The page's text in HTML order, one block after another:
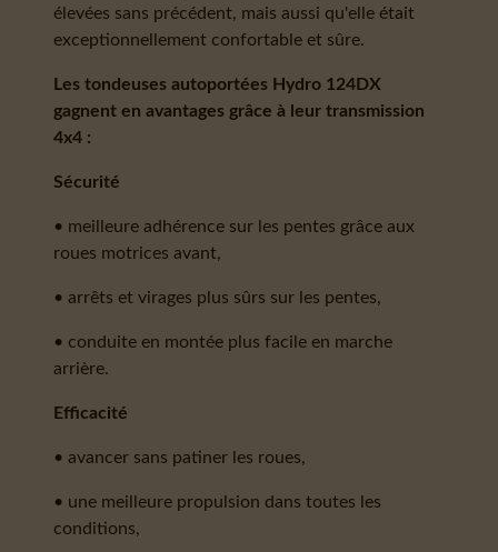
élevées sans précédent, mais aussi qu'elle était
exceptionnellement confortable et sûre.
Les tondeuses autoportées Hydro 124DX
gagnent en avantages grâce à leur transmission
4x4 :
Sécurité
• meilleure adhérence sur les pentes grâce aux
roues motrices avant,
• arrêts et virages plus sûrs sur les pentes,
• conduite en montée plus facile en marche
arrière.
Efficacité
• avancer sans patiner les roues,
• une meilleure propulsion dans toutes les
conditions,